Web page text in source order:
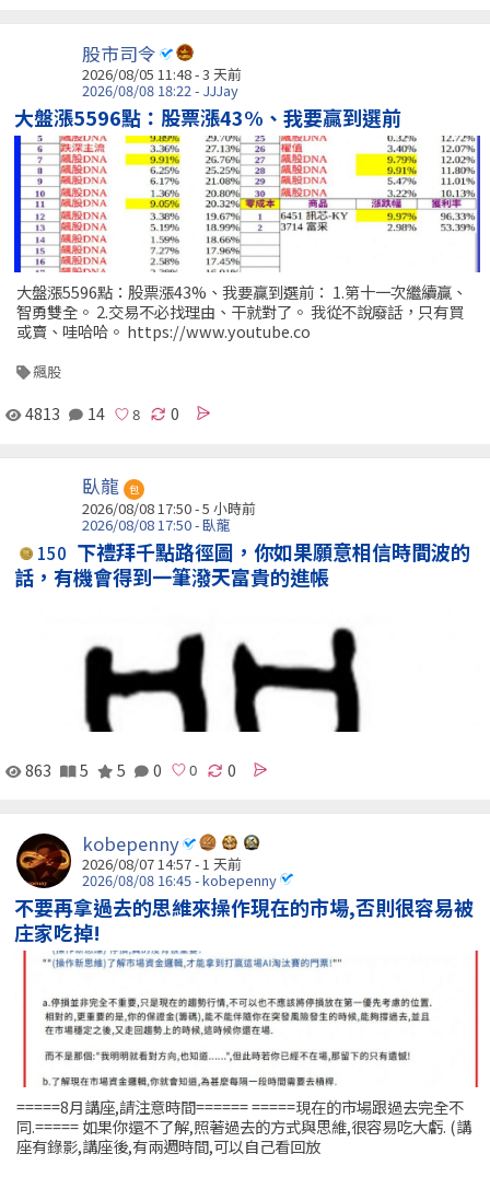
股市司令
2026/08/05 11:48 - 3 天前
2026/08/08 18:22 - JJJay
大盤漲5596點：股票漲43%、我要贏到選前
大盤漲5596點：股票漲43%、我要贏到選前： 1.第十一次繼續贏、
智勇雙全。 2.交易不必找理由、干就對了。 我從不說廢話，只有買
或賣、哇哈哈。 https://www.youtube.co
飆股
4813 14 0
臥龍 包
2026/08/08 17:50 -5 小時前
2026/08/08 17:50 - 臥龍
150 下禮拜千點路徑圖，你如果願意相信時間波的
話，有機會得到一筆潑天富貴的進帳
863 5 5 0 0
kobepenny
2026/08/07 14:57 - 1 天前
2026/08/08 16:45 - kobepenny
不要再拿過去的思維來操作現在的市場,否則很容易被
庄家吃掉!
=====8月講座,請注意時間====== =====現在的市場跟過去完全不
同.===== 如果你還不了解,照著過去的方式與思維,很容易吃大虧. (講
座有錄影,講座後,有兩週時間,可以自己看回放